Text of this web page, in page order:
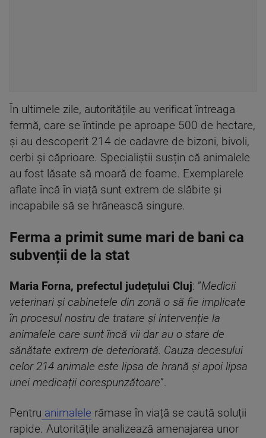
În ultimele zile, autoritățile au verificat întreaga
fermă, care se întinde pe aproape 500 de hectare,
și au descoperit 214 de cadavre de bizoni, bivoli,
cerbi și căprioare. Specialiștii susțin că animalele
au fost lăsate să moară de foame. Exemplarele
aflate încă în viață sunt extrem de slăbite și
incapabile să se hrănească singure.
Ferma a primit sume mari de bani ca
subvenții de la stat
Maria Forna, prefectul județului Cluj: ”Medicii
veterinari și cabinetele din zonă o să fie implicate
în procesul nostru de tratare și intervenție la
animalele care sunt încă vii dar au o stare de
sănătate extrem de deteriorată. Cauza decesului
celor 214 animale este lipsa de hrană și apoi lipsa
unei medicații corespunzătoare”.
Pentru animalele rămase în viață se caută soluții
rapide. Autoritățile analizează amenajarea unor